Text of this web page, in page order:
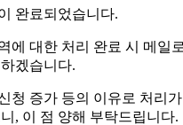
완료되었습니다.
에 대한 처리 완료 시 메일
겠습니다.
청 증가 등의 이유로 처리가
, 이 점 양해 부탁드립니다.